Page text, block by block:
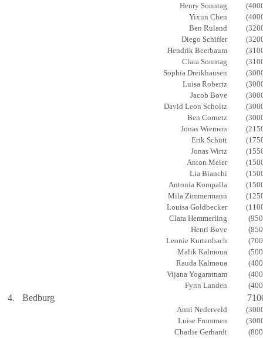
Henry Sonntag
Yixun Chen
Ben Ruland
Diego Schiffer
Hendrik Beerbaum
Clara Sonntag
Sophia Dreikhausen
Luisa Robertz
Jacob Bove
David Leon Scholtz
Ben Cornetz
Jonas Wiemers
Erik Schütt
Jonas Wirtz
Anton Meier
Lia Bianchi
Antonia Kompalla
Mila Zimmermann
Louisa Goldbecker
Clara Hemmerling
Henri Bove
Leonie Kurtenbach
Malik Kalmoua
Rauda Kalmoua
Vijana Yogaratnam
Fynn Landen
4. Bedburg
Anni Nederveld
Luise Frommen
Charlie Gerhardt